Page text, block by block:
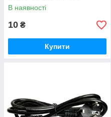
В наявності
10 ₴
Купити